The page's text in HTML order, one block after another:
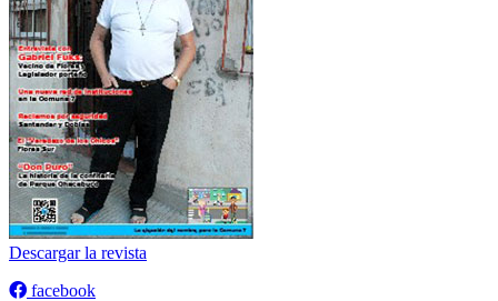
Descargar la revista
facebook